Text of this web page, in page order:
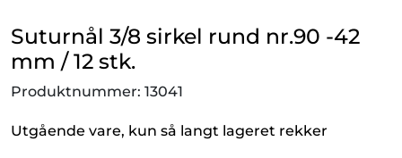
Suturnål 3/8 sirkel rund nr.90 -42
mm / 12 stk.
Produktnummer: 13041
Utgående vare, kun så langt lageret rekker